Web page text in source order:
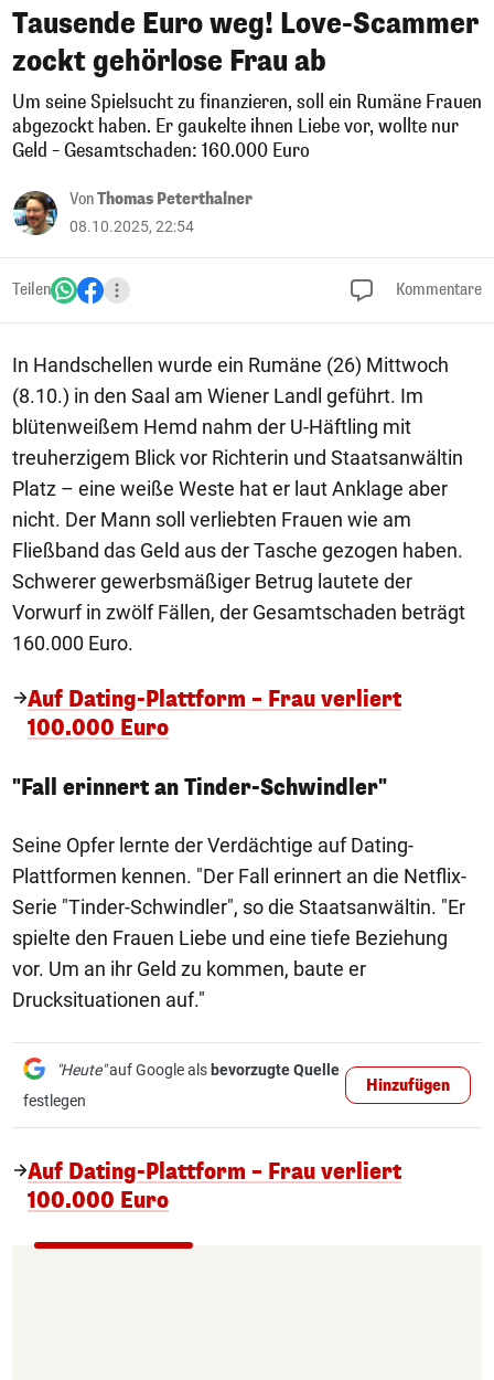
Tausende Euro weg! Love-Scammer
zockt gehörlose Frau ab
Um seine Spielsucht zu finanzieren, soll ein Rumäne Frauen
abgezockt haben. Er gaukelte ihnen Liebe vor, wollte nur
Geld – Gesamtschaden: 160.000 Euro
VonThomas Peterthalner
08.10.2025, 22:54
Teilen Kommentare
In Handschellen wurde ein Rumäne (26) Mittwoch
(8.10.) in den Saal am Wiener Landl geführt. Im
blütenweißem Hemd nahm der U-Häftling mit
treuherzigem Blick vor Richterin und Staatsanwältin
Platz – eine weiße Weste hat er laut Anklage aber
nicht. Der Mann soll verliebten Frauen wie am
Fließband das Geld aus der Tasche gezogen haben.
Schwerer gewerbsmäßiger Betrug lautete der
Vorwurf in zwölf Fällen, der Gesamtschaden beträgt
160.000 Euro.
Auf Dating-Plattform – Frau verliert
100.000 Euro
"Fall erinnert an Tinder-Schwindler"
Seine Opfer lernte der Verdächtige auf Dating-
Plattformen kennen. "Der Fall erinnert an die Netflix-
Serie "Tinder-Schwindler", so die Staatsanwältin. "Er
spielte den Frauen Liebe und eine tiefe Beziehung
vor. Um an ihr Geld zu kommen, baute er
Drucksituationen auf."
"Heute"auf Google als bevorzugte Quelle
festlegen
Hinzufügen
Auf Dating-Plattform – Frau verliert
100.000 Euro